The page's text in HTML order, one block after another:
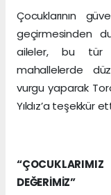
Çocuklarının
geçirmesinden
aileler, bu tür
mahallelerde
vurgu yaparak
Yıldız’a teşekkür
DEĞERİMİZ”